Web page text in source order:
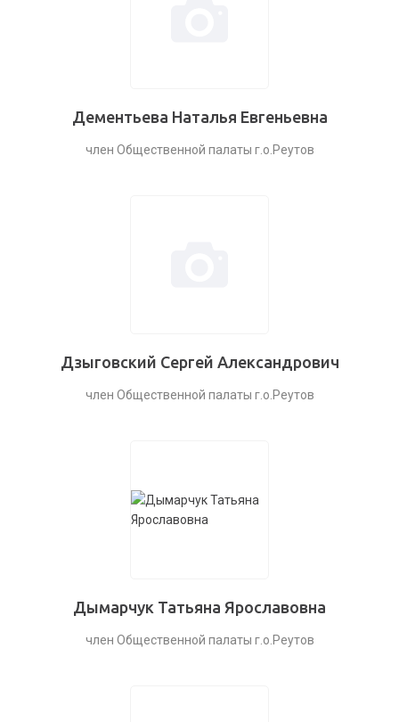
Дементьева Наталья Евгеньевна
член Общественной палаты г.о.Реутов
Дзыговский Сергей Александрович
член Общественной палаты г.о.Реутов
Дымарчук Татьяна Ярославовна
член Общественной палаты г.о.Реутов